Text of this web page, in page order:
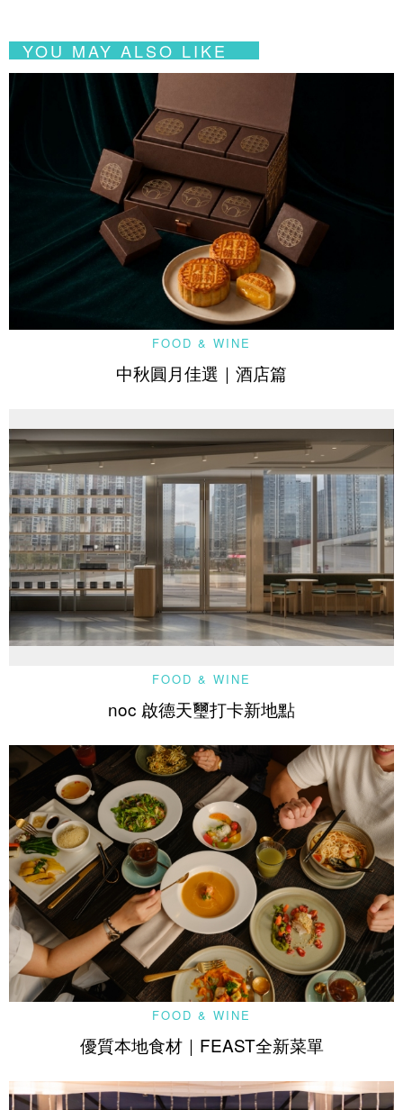
YOU MAY ALSO LIKE
FOOD & WINE
中秋圓月佳選｜酒店篇
FOOD & WINE
noc 啟德天璽打卡新地點
FOOD & WINE
優質本地食材｜FEAST全新菜單